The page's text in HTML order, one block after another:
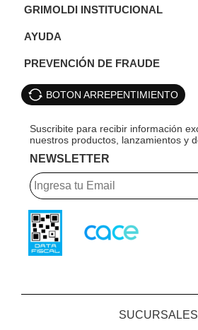
GRIMOLDI INSTITUCIONAL
AYUDA
PREVENCIÓN DE FRAUDE
SUCURSALES
BOTON ARREPENTIMIENTO
NEWSLETTER